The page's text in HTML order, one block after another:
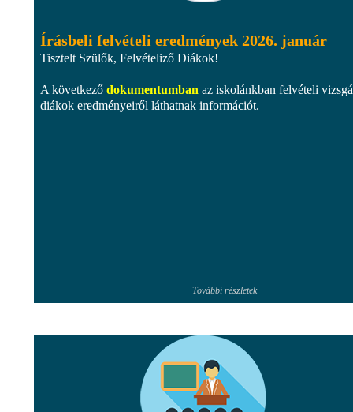
Írásbeli felvételi eredmények 2026. január
Tisztelt Szülők, Felvételiző Diákok!
A következő dokumentumban az iskolánkban felvételi
diákok eredményeiről láthatnak információt.
További részletek